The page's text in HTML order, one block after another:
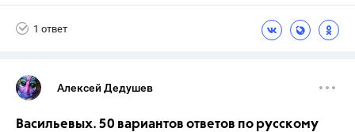
1 ответ
Алексей Дедушев
Васильевых. 50 вариантов ответов по русскому